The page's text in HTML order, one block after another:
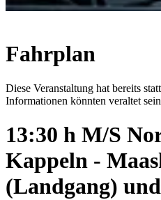
Fahrplan
Diese Veranstaltung hat bereits
Informationen könnten veraltet
13:30 h M/S
Kappeln -
(Landgang)